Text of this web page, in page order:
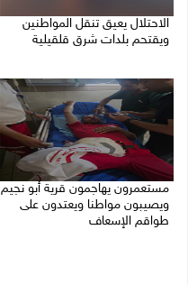
الاحتلال يعيق تنقل المواطنين
ويقتحم بلدات شرق قلقيلية
مستعمرون يهاجمون قرية أبو نجيم
ويصيبون مواطنا ويعتدون على
طواقم الإسعاف